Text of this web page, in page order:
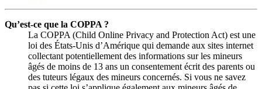
Qu’est-ce que la COPPA ?
La COPPA (Child Online Privacy and Protection Act) est une
loi des États-Unis d’Amérique qui demande aux sites internet
collectant potentiellement des informations sur les mineurs
âgés de moins de 13 ans un consentement écrit des parents ou
des tuteurs légaux des mineurs concernés. Si vous ne savez